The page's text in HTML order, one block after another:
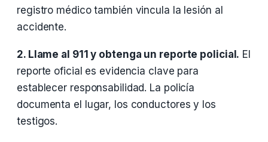
registro médico también vincula la lesión al
accidente.
2. Llame al 911 y obtenga un reporte policial. El
reporte oficial es evidencia clave para
establecer responsabilidad. La policía
documenta el lugar, los conductores y los
testigos.